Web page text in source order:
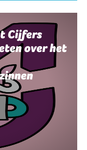
Cijfers
over het